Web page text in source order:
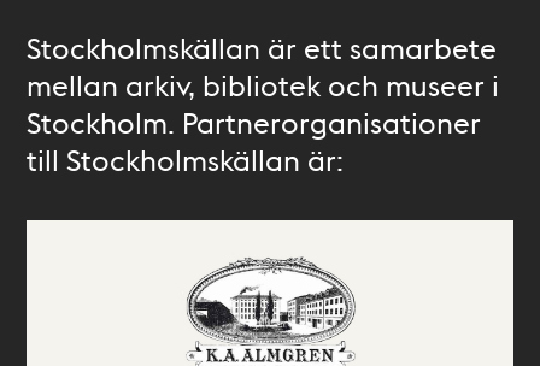
Stockholmskällan är ett samarbete
mellan arkiv, bibliotek och museer i
Stockholm. Partnerorganisationer
till Stockholmskällan är: